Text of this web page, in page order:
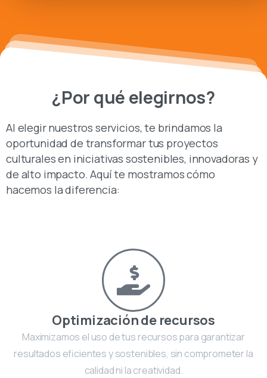
¿Por qué elegirnos?
Al elegir nuestros servicios, te brindamos la
oportunidad de transformar tus proyectos
culturales en iniciativas sostenibles, innovadoras y
de alto impacto. Aquí te mostramos cómo
hacemos la diferencia:
Optimización de recursos
Maximizamos el uso de tus recursos para garantizar
resultados eficientes y sostenibles, sin comprometer la
calidad ni la creatividad.